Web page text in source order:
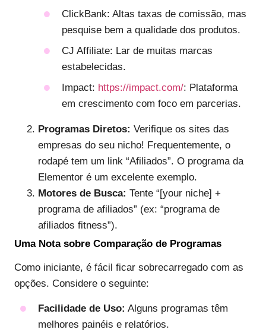
ClickBank: Altas taxas de comissão, mas
pesquise bem a qualidade dos produtos.
CJ Affiliate: Lar de muitas marcas
estabelecidas.
Impact: https://impact.com/: Plataforma
em crescimento com foco em parcerias.
Programas Diretos: Verifique os sites das
empresas do seu nicho! Frequentemente, o
rodapé tem um link “Afiliados”. O programa da
Elementor é um excelente exemplo.
Motores de Busca: Tente “[your niche] +
programa de afiliados” (ex: “programa de
afiliados fitness”).
Uma Nota sobre Comparação de Programas
Como iniciante, é fácil ficar sobrecarregado com as
opções. Considere o seguinte:
Facilidade de Uso: Alguns programas têm
melhores painéis e relatórios.